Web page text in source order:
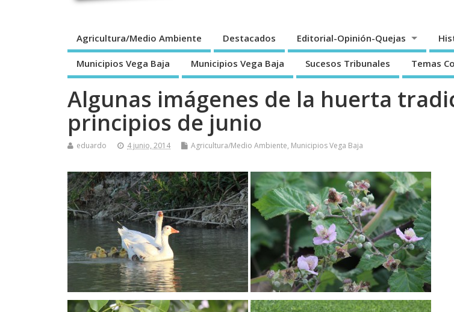
Agricultura/Medio Ambiente Destacados Editorial-Opinión-Quejas
Municipios Vega Baja Municipios Vega Baja Sucesos Tribunales Temas
Algunas imágenes de la huerta
principios de junio
eduardo 4 junio, 2014 Agricultura/Medio Ambiente, Municipios Vega Baja